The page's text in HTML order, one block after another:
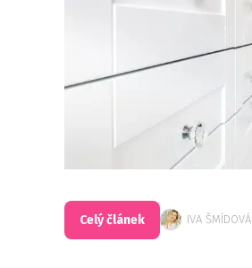
Celý článek IVA ŠMÍDOVÁ